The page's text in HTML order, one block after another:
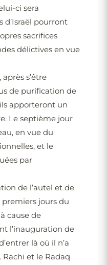
ci sera
d’Israël pourront
sacrifices
délictives en vue
s’être
de purification de
ils apporteront un
Le septième jour
en vue du
et le
par
de l’autel et de
premiers jours du
cause de
l’inauguration de
là où il n’a
et le Radaq